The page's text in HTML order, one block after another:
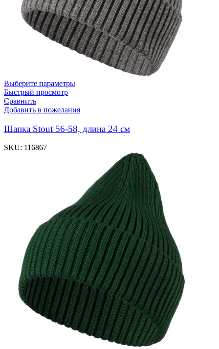
Выберите параметры
Быстрый просмотр
Сравнить
Добавить в пожелания
Шапка Stout 56-58, длина 24 см
SKU: 116867